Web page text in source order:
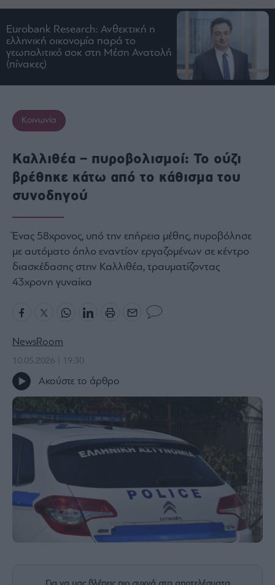
Ειδήσεις
Οικονομία
Ναυτιλία
Real
Ενέργεια
Πολιτική
Πολιτισμός
Law
Bloomberg
Financial
Times
The
Wiseman
301
My
Media
Winners
Επι-
θετικά
Rumors
Άρθρα
Eurobank Research: Ανθεκτική η
ελληνική οικονομία παρά το
γεωπολιτικό σοκ στη Μέση Ανατολή
(πίνακες)
Κοινωνία
Καλλιθέα – πυροβολισμοί: Το ούζι
βρέθηκε κάτω από το κάθισμα του
συνοδηγού
Ένας 58χρονος, υπό την επήρεια μέθης, πυροβόλησε
με αυτόματο όπλο εναντίον εργαζομένων σε κέντρο
διασκέδασης στην Καλλιθέα, τραυματίζοντας
43χρονη γυναίκα
NewsRoom
10.05.2026 | 19:30
Ακούστε το άρθρο